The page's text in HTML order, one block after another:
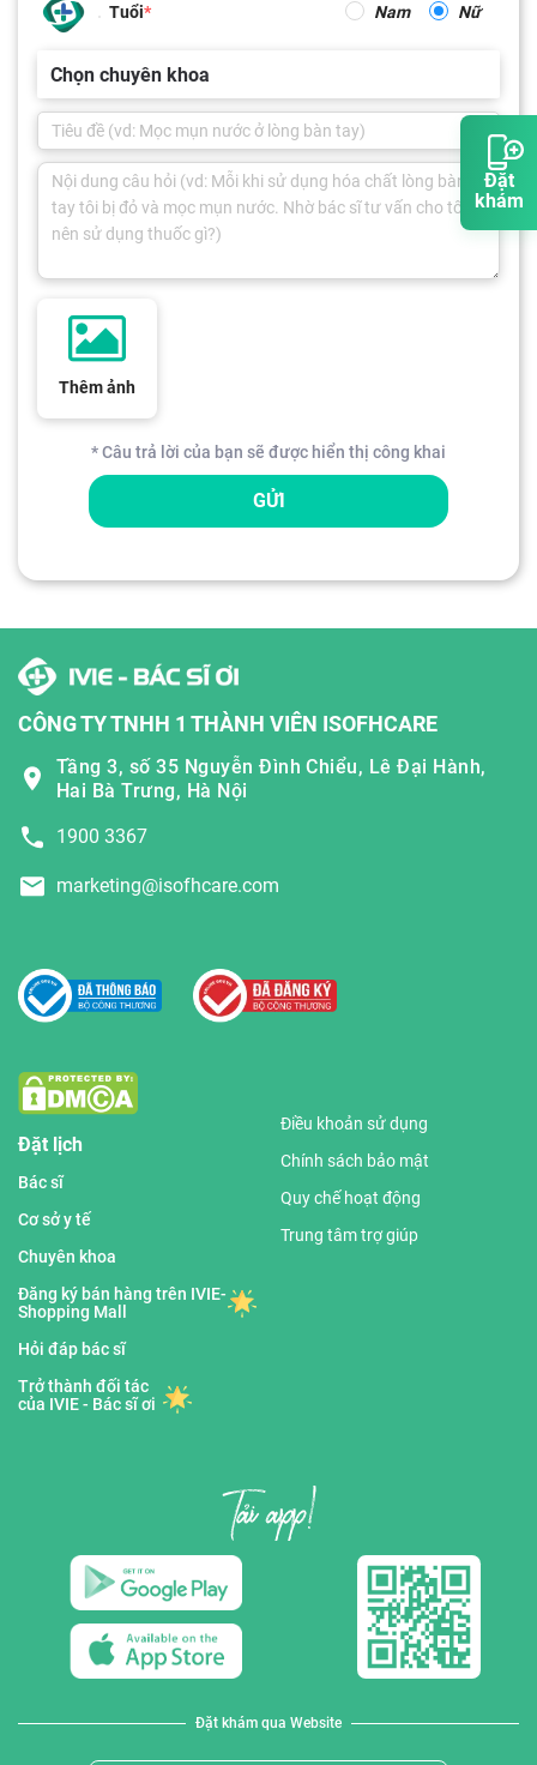
Đặt
khám
Tuổi Nam Nữ
Chọn chuyên khoa
Thêm ảnh
* Câu trả lời của bạn sẽ được hiển thị công khai
GỬI
CÔNG TY TNHH 1 THÀNH VIÊN ISOFHCARE
Tầng 3, số 35 Nguyễn Đình Chiểu, Lê Đại Hành,
Hai Bà Trưng, Hà Nội
1900 3367
marketing@isofhcare.com
Đặt lịch
Bác sĩ
Cơ sở y tế
Chuyên khoa
Đăng ký bán hàng trên IVIE-
Shopping Mall
Hỏi đáp bác sĩ
Trở thành đối tác
của IVIE - Bác sĩ ơi
Điều khoản sử dụng
Chính sách bảo mật
Quy chế hoạt động
Trung tâm trợ giúp
Đặt khám qua Website